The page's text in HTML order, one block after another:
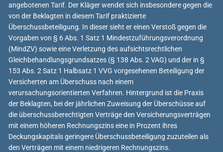
angebotenen Tarif. Der Kläger wendet sich insbesondere gegen die
von der Beklagten in diesem Tarif praktizierte
Überschussbeteiligung. In dieser sieht er einen Verstoß gegen die
Vorgaben von § 6 Abs. 1 Satz 1 Mindestzuführungsverordnung
(MindZV) sowie eine Verletzung des aufsichtsrechtlichen
Gleichbehandlungsgrundsatzes (§ 138 Abs. 2 VAG) und der in §
153 Abs. 2 Satz 1 Halbsatz 1 VVG vorgesehenen Beteiligung der
Versicherten am Überschuss nach einem
verursachungsorientierten Verfahren. Hintergrund ist die Praxis
der Beklagten, bei der jährlichen Zuweisung der Überschüsse auf
die überschussberechtigten Verträge den Versicherungsverträgen
mit einem höheren Rechnungszins eine in Prozent ihres
Deckungskapitals geringere Überschussbeteiligung zuzuteilen als
den Verträgen mit einem niedrigeren Rechnungszins.